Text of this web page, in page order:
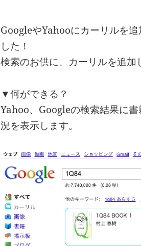
GoogleやYahooにカーリルを
した！
検索のお供に、カーリルを追加
▼何ができる？
Yahoo、Googleの検索結果に
況を表示します。